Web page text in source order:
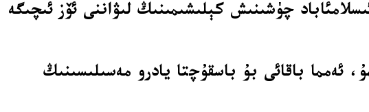
چۈشىنىش كېلىشىمىنىڭ لىۋاننى ئۆز ئىچىگە
ئەمما باقائى بۇ باسقۇچتا يادرو مەسىلىسىنىڭ